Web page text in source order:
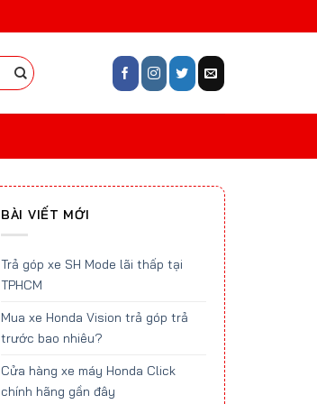
BÀI VIẾT MỚI
Trả góp xe SH Mode lãi thấp tại
TPHCM
Mua xe Honda Vision trả góp trả
trước bao nhiêu?
Cửa hàng xe máy Honda Click
chính hãng gần đây